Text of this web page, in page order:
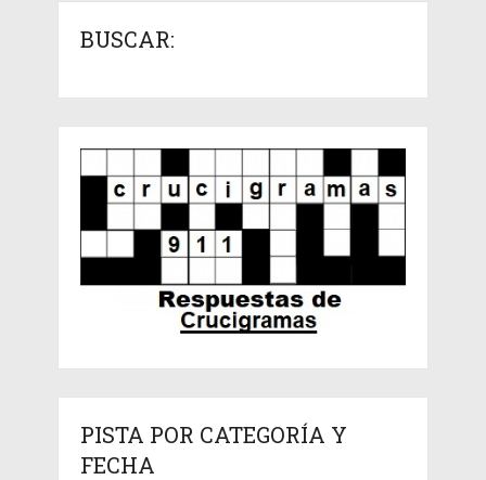
BUSCAR:
PISTA POR CATEGORÍA Y
FECHA